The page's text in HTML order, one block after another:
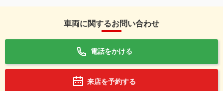
車両に関するお問い合わせ
電話をかける
来店を予約する